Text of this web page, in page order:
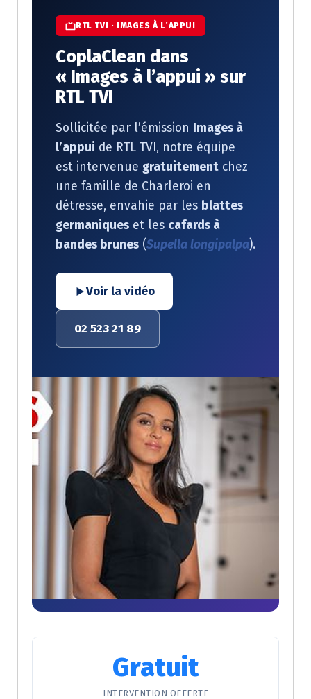
RTL TVI · IMAGES À L’APPUI
CoplaClean dans
« Images à l’appui » sur
RTL TVI
Sollicitée par l’émission
Images à
l’appui de RTL TVI, notre équipe
est intervenue gratuitement chez
une famille de Charleroi en
détresse, envahie par les blattes
germaniques et les cafards à
bandes brunes (Supella longipalpa).
Voir la vidéo
02 523 21 89
Gratuit
INTERVENTION OFFERTE